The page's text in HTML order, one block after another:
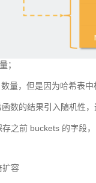
；
量，但是因为哈希表
数的结果引入随机性
之前 buckets 的字段
扩容